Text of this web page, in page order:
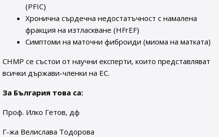
(PFIC)
Хронична сърдечна недостатъчност с намалена
фракция на изтласкване (HFrEF)
Симптоми на маточни фиброиди (миома на матката)
CHMP се състои от научни експерти, които представляват
всички държави-членки на ЕС.
За България това са:
Проф. Илко Гетов, дф
Г-жа Велислава Тодорова